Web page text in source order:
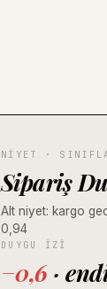
NIYET ·
Sipariş
Alt niyet: kargo
0,94
DUYGU İZI
−0,6 ·